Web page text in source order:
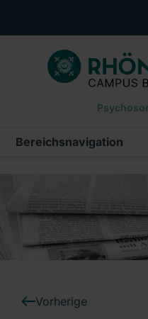
PATIENTEN UND
BERUF UND KARRIERE
PRESSE
Ein Unternehmen der RHÖN-
Bereichsnavigation
Pressemeldungen
Vorherige